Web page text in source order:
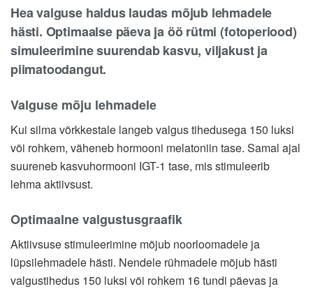
Hea valguse haldus laudas mõjub lehmadele
hästi. Optimaalse päeva ja öö rütmi (fotoperiood)
simuleerimine suurendab kasvu, viljakust ja
piimatoodangut.
Valguse mõju lehmadele
Kui silma võrkkestale langeb valgus tihedusega 150 luksi
või rohkem, väheneb hormooni melatoniin tase. Samal ajal
suureneb kasvuhormooni IGT-1 tase, mis stimuleerib
lehma aktiivsust.
Optimaalne valgustusgraafik
Aktiivsuse stimuleerimine mõjub noorloomadele ja
lüpsilehmadele hästi. Nendele rühmadele mõjub hästi
valgustihedus 150 luksi või rohkem 16 tundi päevas ja